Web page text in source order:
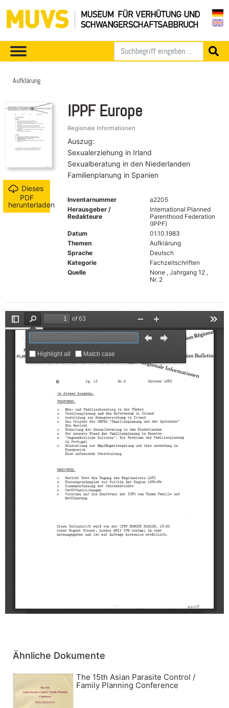
Aufklärung
Dieses
PDF
herunterladen
IPPF Europe
Regionale Informationen
Auszug:
Sexualerziehung in Irland
Sexualberatung in den Niederlanden
Familienplanung in Spanien
Inventarnummer
a2205
Herausgeber /
Redakteure
International Planned
Parenthood Federation
(IPPF)
Datum
01.10.1983
Themen
Aufklärung
Sprache
Deutsch
Kategorie
Fachzeitschriften
Quelle
None , Jahrgang 12 ,
Nr. 2
Ähnliche Dokumente
The 15th Asian Parasite Control /
Family Planning Conference